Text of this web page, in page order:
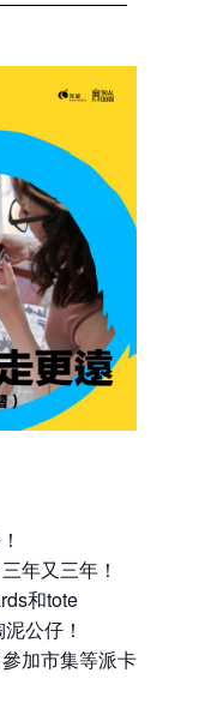
年又三年！
和tote
公仔！
加市集等派卡